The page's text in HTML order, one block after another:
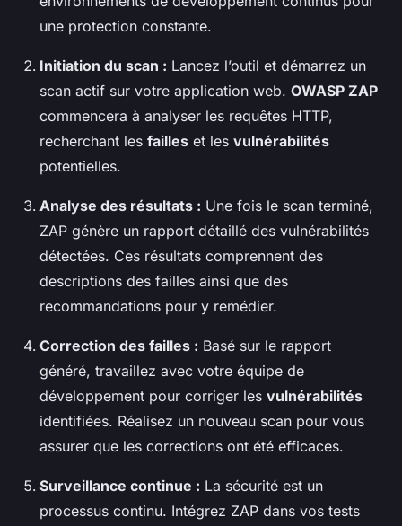
une protection constante.
Initiation du scan : Lancez l’outil et démarrez un
scan actif sur votre application web. OWASP ZAP
commencera à analyser les requêtes HTTP,
recherchant les failles et les vulnérabilités
potentielles.
Analyse des résultats : Une fois le scan terminé,
ZAP génère un rapport détaillé des vulnérabilités
détectées. Ces résultats comprennent des
descriptions des failles ainsi que des
recommandations pour y remédier.
Correction des failles : Basé sur le rapport
généré, travaillez avec votre équipe de
développement pour corriger les vulnérabilités
identifiées. Réalisez un nouveau scan pour vous
assurer que les corrections ont été efficaces.
Surveillance continue : La sécurité est un
processus continu. Intégrez ZAP dans vos tests